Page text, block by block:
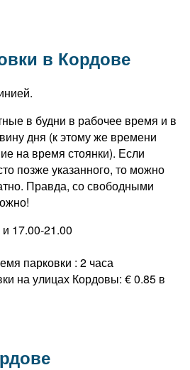
в Кордове
в будни в рабочее время и в
дня (к этому же времени
на время стоянки). Если
позже указанного, то можно
Правда, со свободными
17.00-21.00
парковки : 2 часа
на улицах Кордовы: € 0.85 в